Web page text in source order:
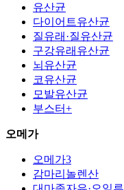
유산균
다이어트유산균
질유래·질유산균
구강유래유산균
뇌유산균
코유산균
모발유산균
부스터+
오메가
오메가3
감마리놀렌산